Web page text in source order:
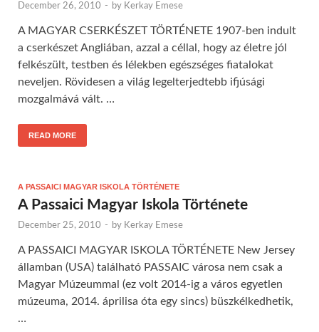
December 26, 2010 - by Kerkay Emese
A MAGYAR CSERKÉSZET TÖRTÉNETE 1907-ben indult
a cserkészet Angliában, azzal a céllal, hogy az életre jól
felkészült, testben és lélekben egészséges fiatalokat
neveljen. Rövidesen a világ legelterjedtebb ifjúsági
mozgalmává vált. …
READ MORE
A PASSAICI MAGYAR ISKOLA TÖRTÉNETE
A Passaici Magyar Iskola Története
December 25, 2010 - by Kerkay Emese
A PASSAICI MAGYAR ISKOLA TÖRTÉNETE New Jersey
államban (USA) található PASSAIC városa nem csak a
Magyar Múzeummal (ez volt 2014-ig a város egyetlen
múzeuma, 2014. áprilisa óta egy sincs) büszkélkedhetik,
…